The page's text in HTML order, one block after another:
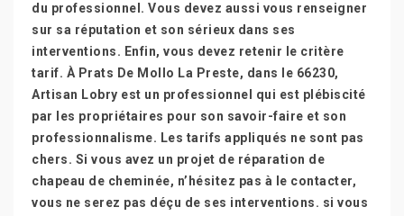
du professionnel. Vous devez aussi vous renseigner
sur sa réputation et son sérieux dans ses
interventions. Enfin, vous devez retenir le critère
tarif. À Prats De Mollo La Preste, dans le 66230,
Artisan Lobry est un professionnel qui est plébiscité
par les propriétaires pour son savoir-faire et son
professionnalisme. Les tarifs appliqués ne sont pas
chers. Si vous avez un projet de réparation de
chapeau de cheminée, n’hésitez pas à le contacter,
vous ne serez pas déçu de ses interventions. si vous